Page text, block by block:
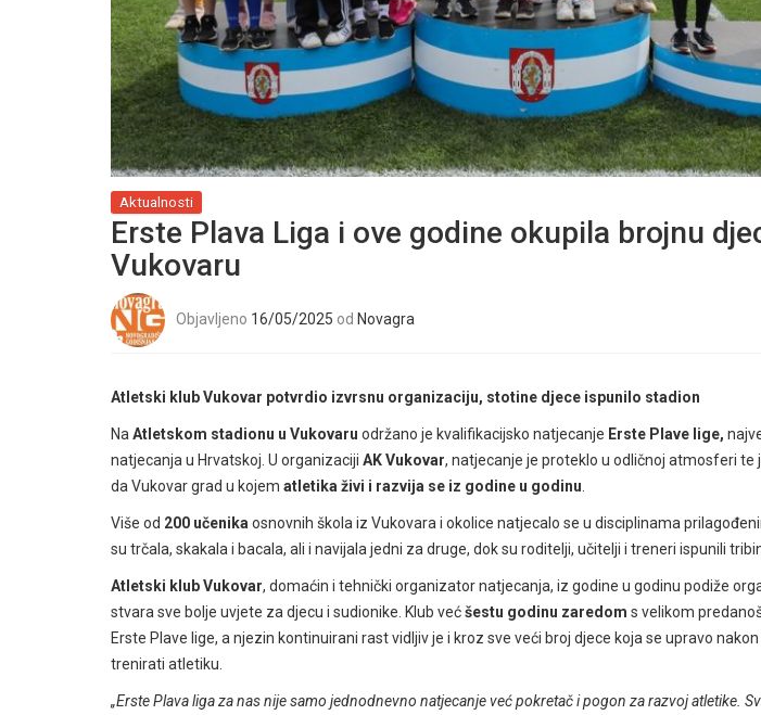
Aktualnosti
Erste Plava Liga i ove godine okupila brojnu
Vukovaru
Objavljeno 16/05/2025 od Novagra
Atletski klub Vukovar potvrdio izvrsnu organizaciju, stotine djece ispunilo stadion
Na Atletskom stadionu u Vukovaru održano je kvalifikacijsko natjecanje Erste Plave lige,
natjecanja u Hrvatskoj. U organizaciji AK Vukovar, natjecanje je proteklo u odličnoj atmosferi te
da Vukovar grad u kojem atletika živi i razvija se iz godine u godinu
Više od 200 učenika osnovnih škola iz Vukovara i okolice natjecalo se u disciplinama
su trčala, skakala i bacala, ali i navijala jedni za druge, dok su roditelji, učitelji i treneri ispunili
Atletski klub Vukovar, domaćin i tehnički organizator natjecanja, iz godine u godinu podiže
stvara sve bolje uvjete za djecu i sudionike. Klub većšestu godinu zaredom s velikom
Erste Plave lige, a njezin kontinuirani rast vidljiv je i kroz sve veći broj djece koja se upravo
trenirati atletiku.
„Erste Plava liga za nas nije samo jednodnevno natjecanje već pokretač i pogon za razvoj atletike.